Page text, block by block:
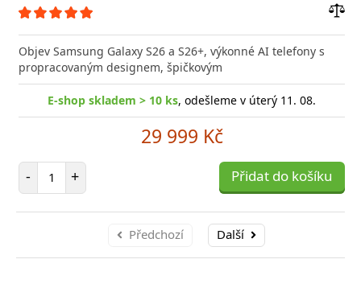
Objev Samsung Galaxy S26 a S26+, výkonné AI telefony s
propracovaným designem, špičkovým
E-shop skladem > 10 ks, odešleme v úterý 11. 08.
29 999 Kč
- Počet položek
+ Přidat do košíku
Předchozí Další